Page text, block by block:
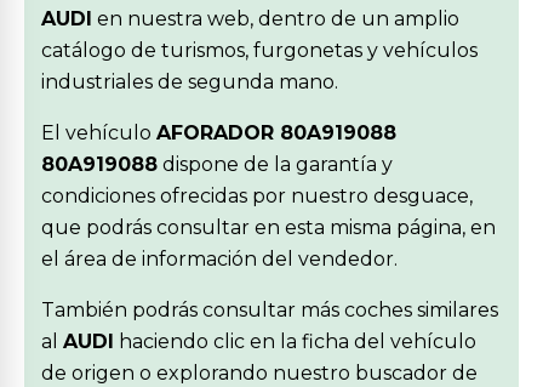
AUDI en nuestra web, dentro de un amplio
catálogo de turismos, furgonetas y vehículos
industriales de segunda mano.
El vehículo AFORADOR 80A919088
80A919088 dispone de la garantía y
condiciones ofrecidas por nuestro desguace,
que podrás consultar en esta misma página, en
el área de información del vendedor.
También podrás consultar más coches similares
al AUDI haciendo clic en la ficha del vehículo
de origen o explorando nuestro buscador de